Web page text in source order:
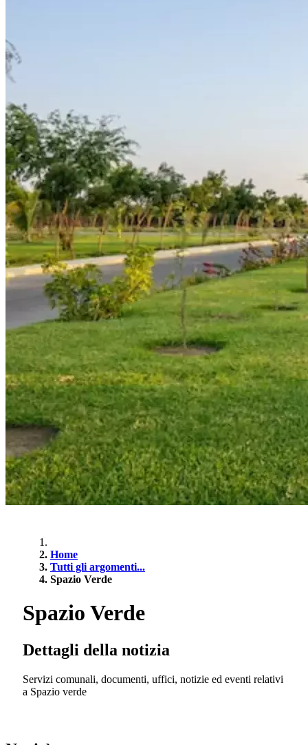
Home
Tutti gli argomenti...
Spazio Verde
Spazio Verde
Dettagli della notizia
Servizi comunali, documenti, uffici, notizie ed eventi relativi
a Spazio verde